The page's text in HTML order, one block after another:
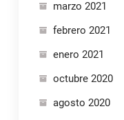
marzo 2021
febrero 2021
enero 2021
octubre 2020
agosto 2020